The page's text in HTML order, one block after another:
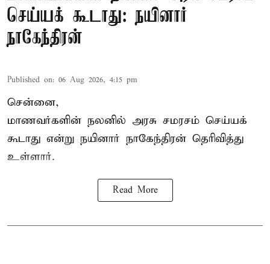
செய்யக் கூடாது: நயினார்
நாகேந்திரன்
Published on: 06 Aug 2026, 4:15 pm
சென்னை,
மாணவர்களின் நலனில் அரசு சமரசம் செய்யக்
கூடாது என்று நயினார் நாகேந்திரன் தெரிவித்து
உள்ளார்.
Read More